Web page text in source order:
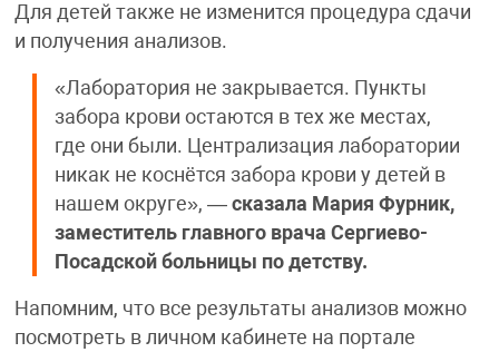
Для детей также не изменится процедура сдачи
и получения анализов.
«Лаборатория не закрывается. Пункты
забора крови остаются в тех же местах,
где они были. Централизация лаборатории
никак не коснётся забора крови у детей в
нашем округе», — сказала Мария Фурник,
заместитель главного врача Сергиево-
Посадской больницы по детству.
Напомним, что все результаты анализов можно
посмотреть в личном кабинете на портале